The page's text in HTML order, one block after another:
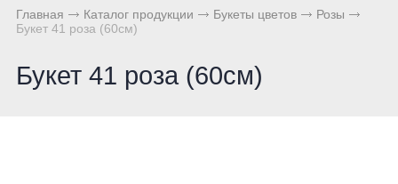
Главная Каталог продукции Букеты цветов
Розы
Букет 41 роза (60см)
Букет 41 роза (60см)